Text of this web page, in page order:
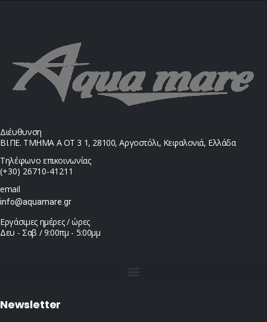
Διέυθυνση
ΒΙ.ΠΕ. ΤΜΗΜΑ Α ΟΤ 3 1, 28100, Αργοστόλι, Κεφαλονιά, Ελλάδα
Τηλέφωνο επικοινωνίας
(+30) 26710-41211
email
info@aquamare.gr
Εργάσιμες ημέρες / ώρες
Δευ - Σαβ / 9:00πμ - 5:00μμ
Newsletter